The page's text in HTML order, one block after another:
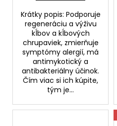
Krátky popis: Podporuje
regeneráciu a výživu
kĺbov a kĺbových
chrupaviek, zmierňuje
symptómy alergií, má
antimykotický a
antibakteriálny účinok.
Čím viac si ich kúpite,
tým je...